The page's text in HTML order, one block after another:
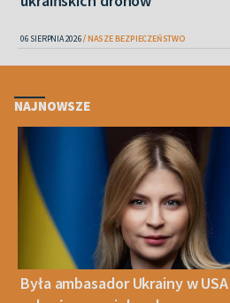
06 SIERPNIA 2026 NASZE BEZPIECZEŃSTWO
NAJNOWSZE
Była ambasador Ukrainy w USA